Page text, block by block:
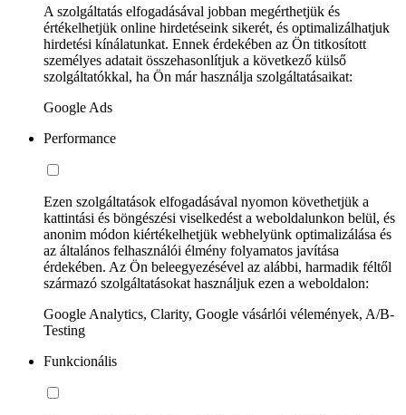
A szolgáltatás elfogadásával jobban megérthetjük és
értékelhetjük online hirdetéseink sikerét, és optimalizálhatjuk
hirdetési kínálatunkat. Ennek érdekében az Ön titkosított
személyes adatait összehasonlítjuk a következő külső
szolgáltatókkal, ha Ön már használja szolgáltatásaikat:
Google Ads
Performance
Ezen szolgáltatások elfogadásával nyomon követhetjük a
kattintási és böngészési viselkedést a weboldalunkon belül, és
anonim módon kiértékelhetjük webhelyünk optimalizálása és
az általános felhasználói élmény folyamatos javítása
érdekében. Az Ön beleegyezésével az alábbi, harmadik féltől
származó szolgáltatásokat használjuk ezen a weboldalon:
Google Analytics, Clarity, Google vásárlói vélemények, A/B-
Testing
Funkcionális